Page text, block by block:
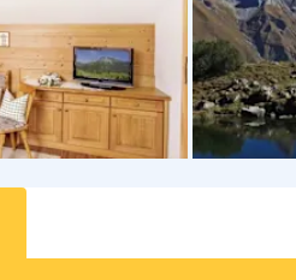
von